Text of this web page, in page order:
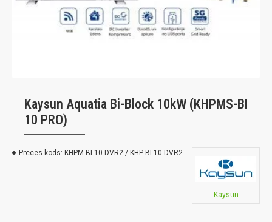
Kaysun Aquatia Bi-Block 10kW (KHPMS-BI
10 PRO)
Preces kods: KHPM-BI 10 DVR2 / KHP-BI 10 DVR2
Kaysun